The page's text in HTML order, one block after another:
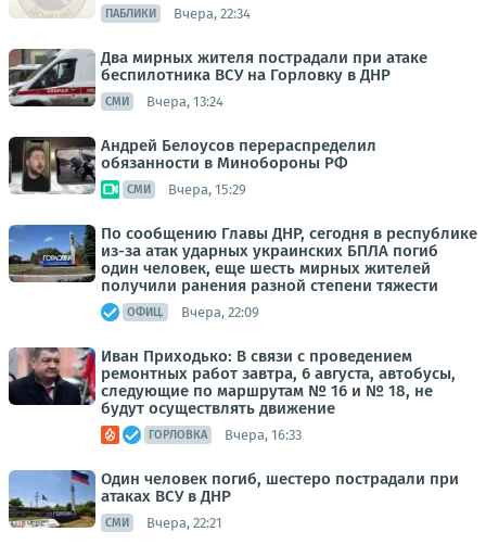
ПАБЛИКИ Вчера, 22:34
Два мирных жителя пострадали при атаке
беспилотника ВСУ на Горловку в ДНР
СМИ Вчера, 13:24
Андрей Белоусов перераспределил
обязанности в Минобороны РФ
СМИ Вчера, 15:29
По сообщению Главы ДНР, сегодня в республике
из-за атак ударных украинских БПЛА погиб
один человек, еще шесть мирных жителей
получили ранения разной степени тяжести
ОФИЦ. Вчера, 22:09
Иван Приходько: В связи с проведением
ремонтных работ завтра, 6 августа, автобусы,
следующие по маршрутам № 16 и № 18, не
будут осуществлять движение
ГОРЛОВКА Вчера, 16:33
Один человек погиб, шестеро пострадали при
атаках ВСУ в ДНР
СМИ Вчера, 22:21